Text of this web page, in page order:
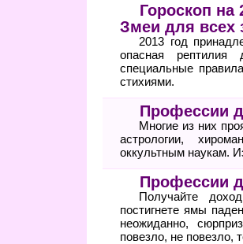
Гороскоп на
Змеи для всех
2013 год
опасная
специальные
стихиями.
Профессии
Многие из них
астрологии,
оккультным наукам.
Профессии
Получайте
постигнете ямы
неожиданно,
повезло, не повезло,